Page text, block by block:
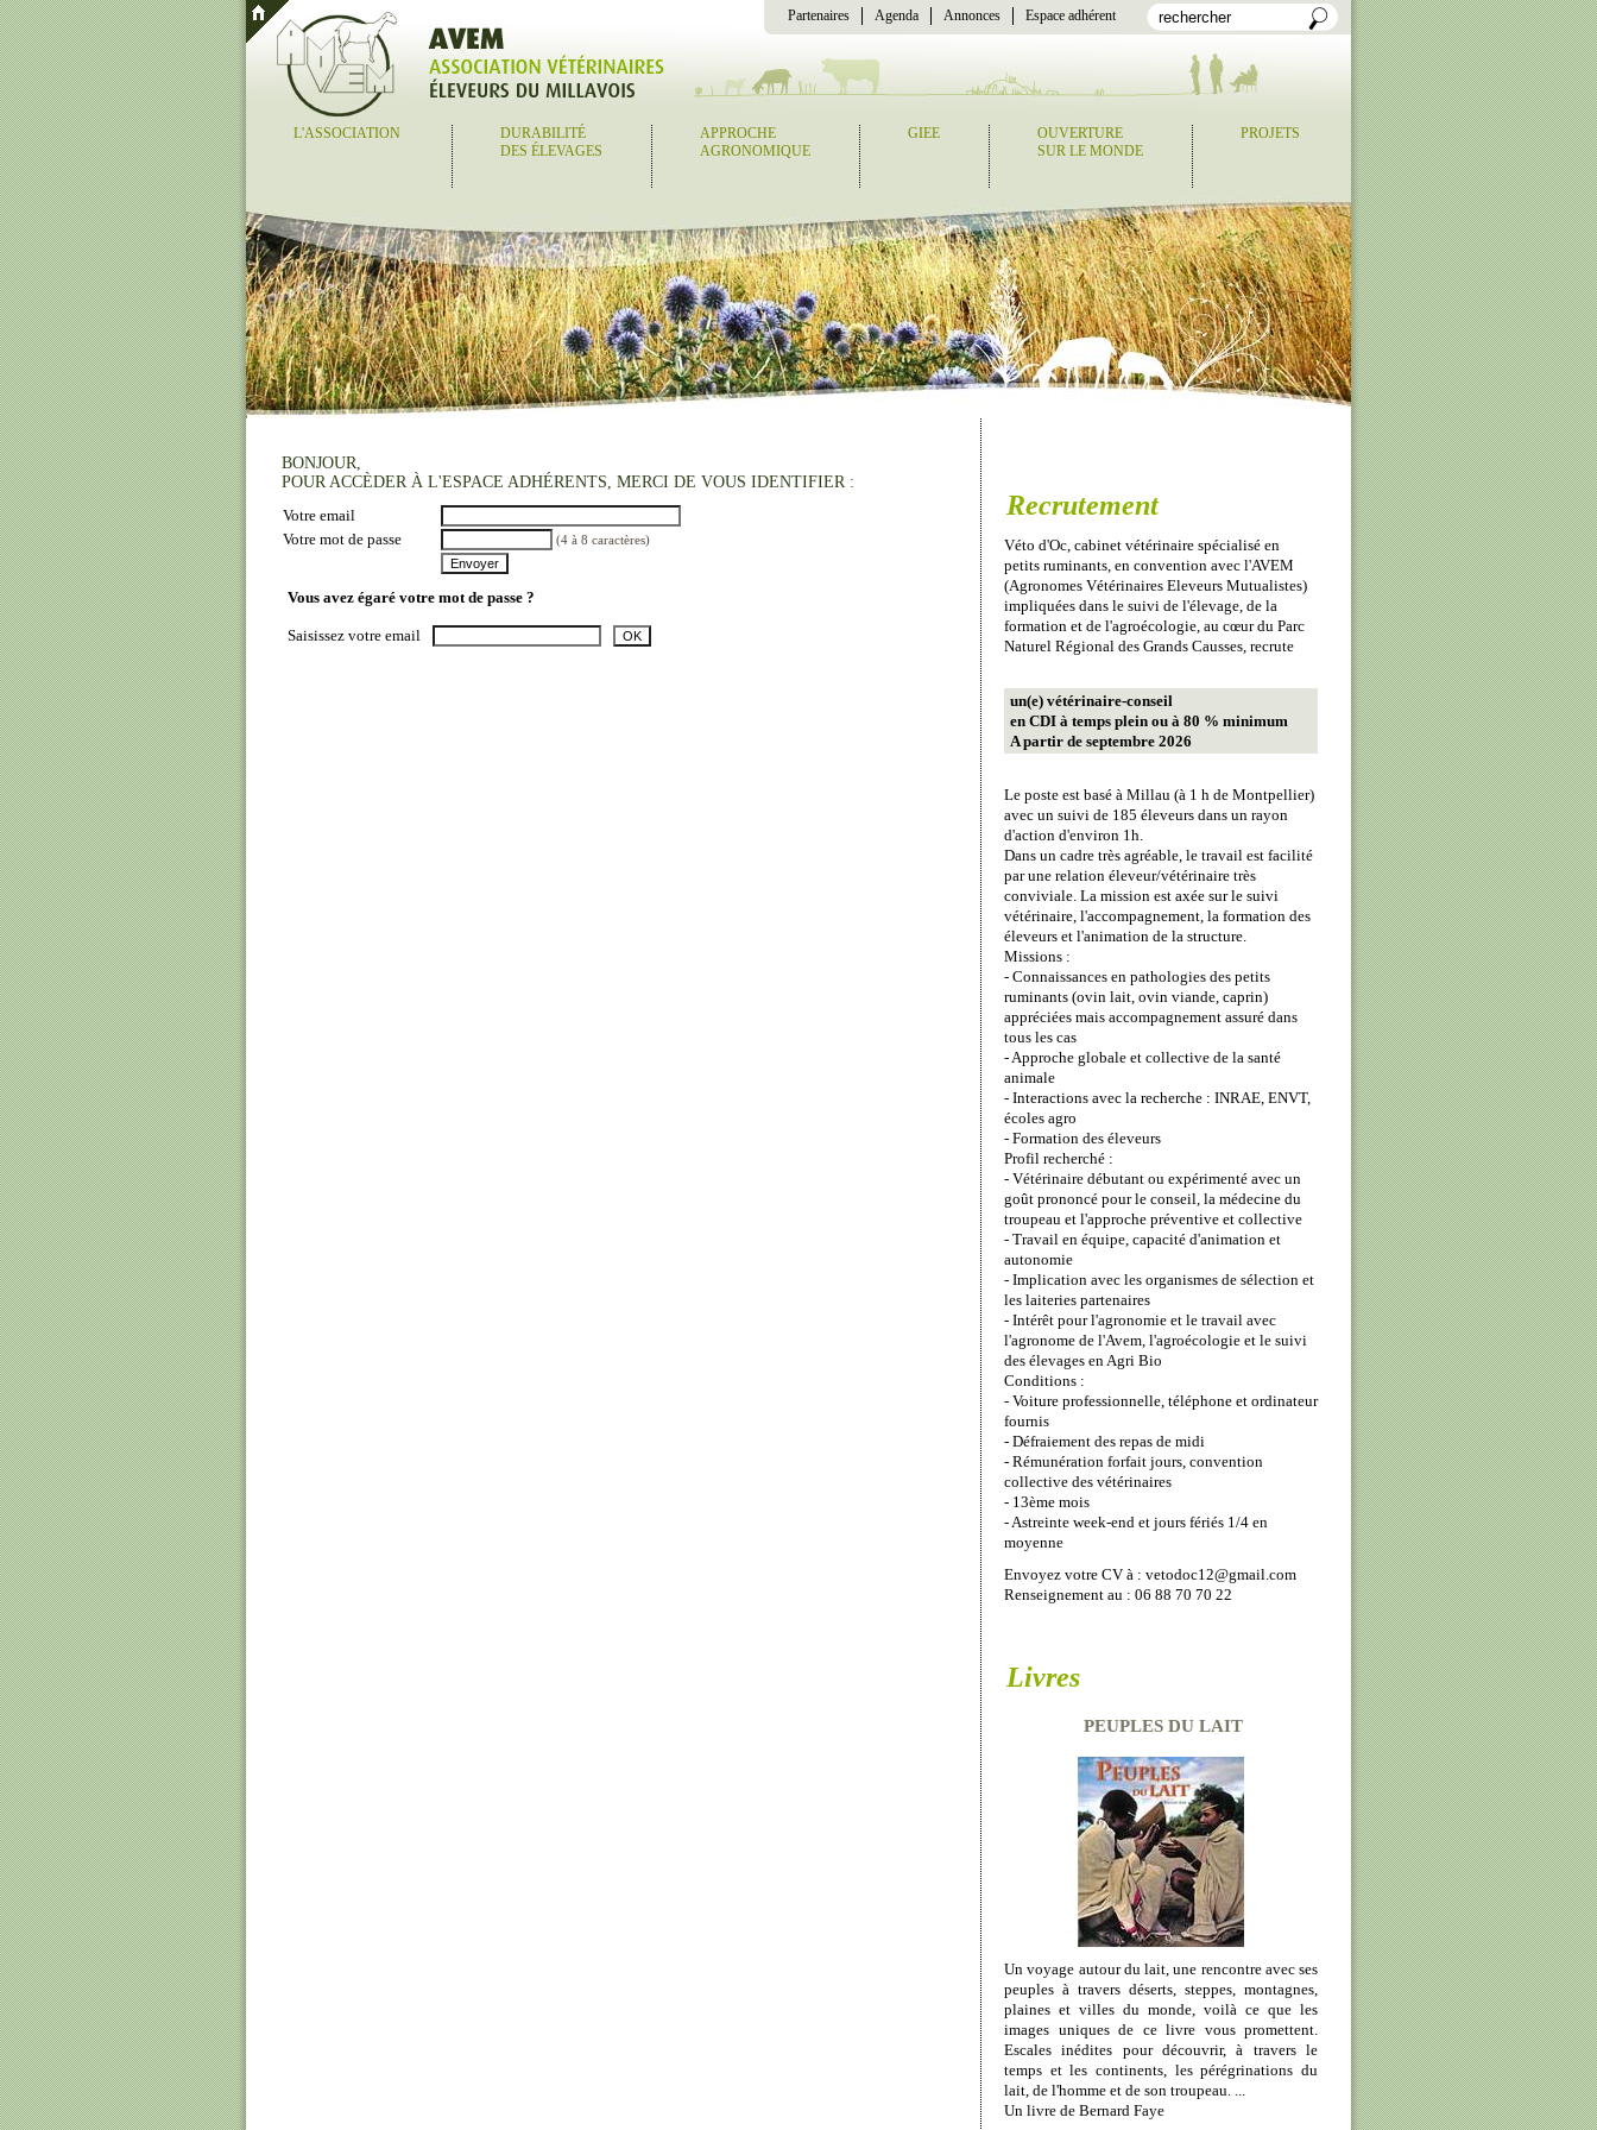
Partenaires Agenda Annonces Espace adhérent
L'ASSOCIATION
DURABILITÉ
DES ÉLEVAGES
APPROCHE
AGRONOMIQUE
GIEE
OUVERTURE
SUR LE MONDE
PROJETS
BONJOUR,
POUR ACCÈDER À L'ESPACE ADHÉRENTS, MERCI DE VOUS IDENTIFIER :
Votre email
Votre mot de passe
(4 à 8 caractères)
Vous avez égaré votre mot de passe ?
Saisissez votre email
Recrutement
Véto d'Oc, cabinet vétérinaire spécialisé en
petits ruminants, en convention avec l'AVEM
(Agronomes Vétérinaires Eleveurs Mutualistes)
impliquées dans le suivi de l'élevage, de la
formation et de l'agroécologie, au cœur du Parc
Naturel Régional des Grands Causses, recrute
un(e) vétérinaire-conseil
en CDI à temps plein ou à 80 % minimum
A partir de septembre 2026
Le poste est basé à Millau (à 1 h de Montpellier)
avec un suivi de 185 éleveurs dans un rayon
d'action d'environ 1h.
Dans un cadre très agréable, le travail est facilité
par une relation éleveur/vétérinaire très
conviviale. La mission est axée sur le suivi
vétérinaire, l'accompagnement, la formation des
éleveurs et l'animation de la structure.
Missions :
- Connaissances en pathologies des petits
ruminants (ovin lait, ovin viande, caprin)
appréciées mais accompagnement assuré dans
tous les cas
- Approche globale et collective de la santé
animale
- Interactions avec la recherche : INRAE, ENVT,
écoles agro
- Formation des éleveurs
Profil recherché :
- Vétérinaire débutant ou expérimenté avec un
goût prononcé pour le conseil, la médecine du
troupeau et l'approche préventive et collective
- Travail en équipe, capacité d'animation et
autonomie
- Implication avec les organismes de sélection et
les laiteries partenaires
- Intérêt pour l'agronomie et le travail avec
l'agronome de l'Avem, l'agroécologie et le suivi
des élevages en Agri Bio
Conditions :
- Voiture professionnelle, téléphone et ordinateur
fournis
- Défraiement des repas de midi
- Rémunération forfait jours, convention
collective des vétérinaires
- 13ème mois
- Astreinte week-end et jours fériés 1/4 en
moyenne
Envoyez votre CV à : vetodoc12@gmail.com
Renseignement au : 06 88 70 70 22
Livres
PEUPLES DU LAIT
Un voyage autour du lait, une rencontre avec ses
peuples à travers déserts, steppes, montagnes,
plaines et villes du monde, voilà ce que les
images uniques de ce livre vous promettent.
Escales inédites pour découvrir, à travers le
temps et les continents, les pérégrinations du
lait, de l'homme et de son troupeau. ...
Un livre de Bernard Faye